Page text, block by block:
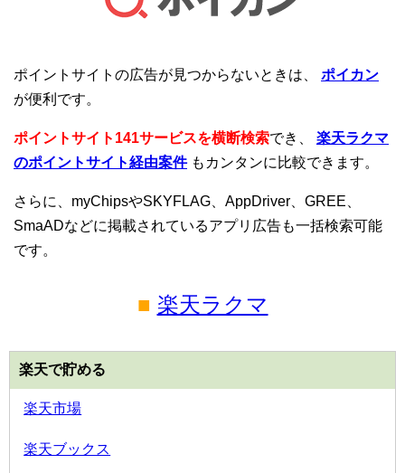
ポイントサイトの広告が見つからないときは、 ポイカン
が便利です。
ポイントサイト141サービスを横断検索でき、 楽天ラクマ
のポイントサイト経由案件もカンタンに比較できます。
さらに、myChipsやSKYFLAG、AppDriver、GREE、
SmaADなどに掲載されているアプリ広告も一括検索可能
です。
■ 楽天ラクマ
楽天で貯める
楽天市場
楽天ブックス